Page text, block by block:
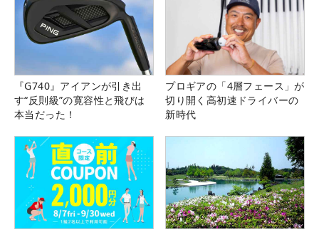
『G740』アイアンが引き出
す“反則級”の寛容性と飛びは
本当だった！
プロギアの「4層フェース」が
切り開く高初速ドライバーの
新時代